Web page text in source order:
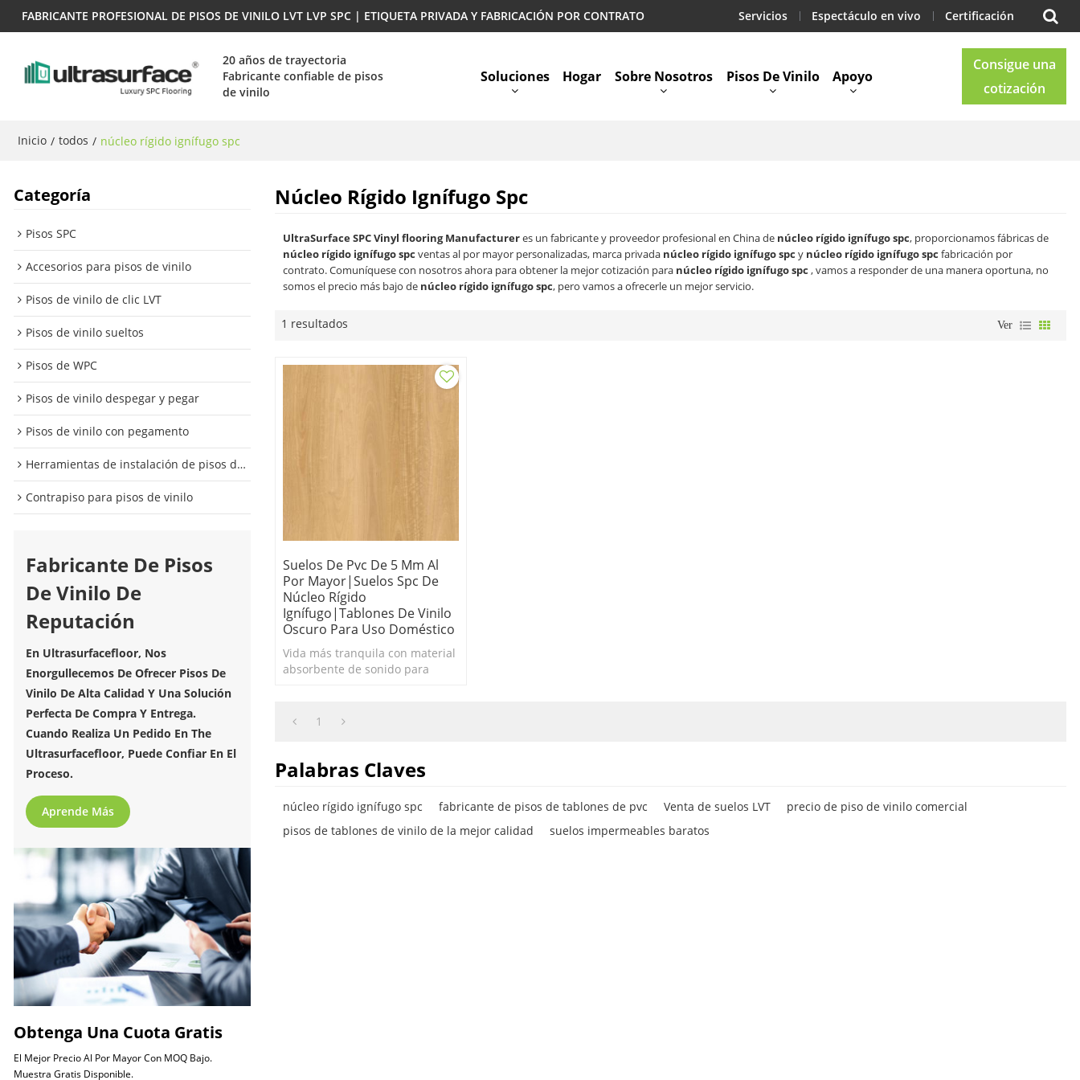
FABRICANTE PROFESIONAL DE PISOS DE VINILO LVT LVP SPC | ETIQUETA PRIVADA Y FABRICACIÓN POR CONTRATO Servicios Espectáculo en vivo Certificación
20 años de trayectoria
Fabricante confiable de pisos
de vinilo
Soluciones Hogar Sobre Nosotros Pisos De Vinilo Apoyo
Consigue una
cotización
Inicio / todos / núcleo rígido ignífugo spc
Categoría
Pisos SPC
Accesorios para pisos de vinilo
Pisos de vinilo de clic LVT
Pisos de vinilo sueltos
Pisos de WPC
Pisos de vinilo despegar y pegar
Pisos de vinilo con pegamento
Herramientas de instalación de pisos de vinilo
Contrapiso para pisos de vinilo
Fabricante De Pisos
De Vinilo De
Reputación
En Ultrasurfacefloor, Nos
Enorgullecemos De Ofrecer Pisos De
Vinilo De Alta Calidad Y Una Solución
Perfecta De Compra Y Entrega.
Cuando Realiza Un Pedido En The
Ultrasurfacefloor, Puede Confiar En El
Proceso.
Aprende Más
Obtenga Una Cuota Gratis
El Mejor Precio Al Por Mayor Con MOQ Bajo.
Muestra Gratis Disponible.
Núcleo Rígido Ignífugo Spc
UltraSurface SPC Vinyl flooring Manufactureres un fabricante y proveedor profesional en China de núcleo rígido ignífugo spc, proporcionamos fábricas de
núcleo rígido ignífugo spc ventas al por mayor personalizadas, marca privada núcleo rígido ignífugo spc y núcleo rígido ignífugo spc fabricación por
contrato. Comuníquese con nosotros ahora para obtener la mejor cotización para núcleo rígido ignífugo spc , vamos a responder de una manera oportuna, no
somos el precio más bajo de núcleo rígido ignífugo spc, pero vamos a ofrecerle un mejor servicio.
1 resultados Ver
Suelos De Pvc De 5 Mm Al
Por Mayor|suelos Spc De
Núcleo Rígido
Ignífugo|tablones De Vinilo
Oscuro Para Uso Doméstico
Vida más tranquila con material
absorbente de sonido para
1
Palabras Claves
núcleo rígido ignífugo spc fabricante de pisos de tablones de pvc Venta de suelos LVT
precio de piso de vinilo comercial
pisos de tablones de vinilo de la mejor calidad
suelos impermeables baratos